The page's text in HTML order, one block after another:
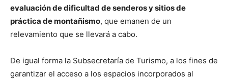
evaluación de dificultad de senderos y sitios de
práctica de montañismo, que emanen de un
relevamiento que se llevará a cabo.
De igual forma la Subsecretaría de Turismo, a los fines de
garantizar el acceso a los espacios incorporados al